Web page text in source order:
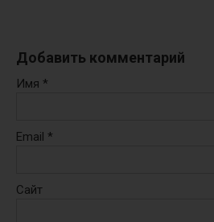
Добавить комментарий
Имя *
Email *
Сайт